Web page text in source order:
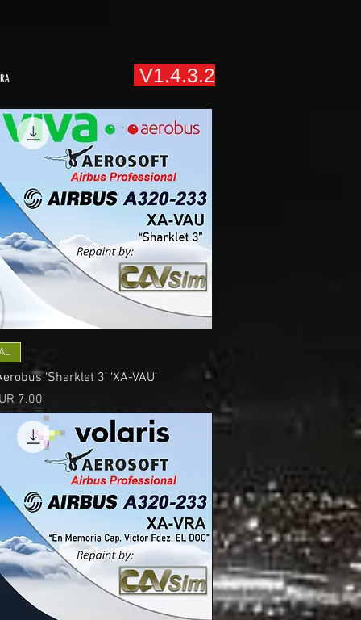
V1.4.3.2
‘Sharklet 3’ ‘XA-VAU’
7.00